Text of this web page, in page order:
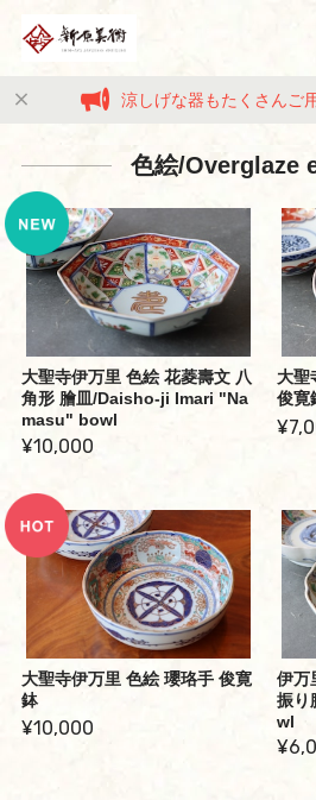
涼しげな器もたくさんご
色絵/Overglaze
大聖寺伊万里 色絵 花菱壽文 八
角形 膾皿/Daisho-ji Imari "Na
masu" bowl
¥10,000
大聖
俊寛
大聖寺伊万里 色絵 瓔珞手 俊寛
鉢
¥10,000
伊万
振り
wl